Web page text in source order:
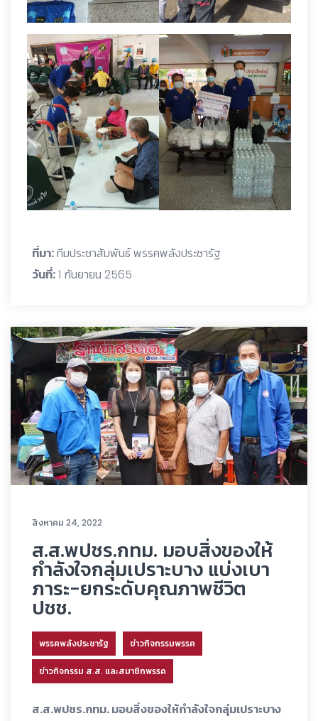
ที่มา:ทีมประชาสัมพันธ์ พรรคพลังประชารัฐ
วันที่:1 กันยายน 2565
สิงหาคม 24, 2022
ส.ส.พปชร.กทม. มอบสิ่งของให้
กำลังใจกลุ่มเปราะบาง แบ่งเบา
ภาระ-ยกระดับคุณภาพชีวิต
ปชช.
พรรคพลังประชารัฐ ข่าวกิจกรรมพรรค
ข่าวกิจกรรม ส.ส. และสมาชิกพรรค
ส.ส.พปชร.กทม. มอบสิ่งของให้กำลังใจกลุ่มเปราะบาง